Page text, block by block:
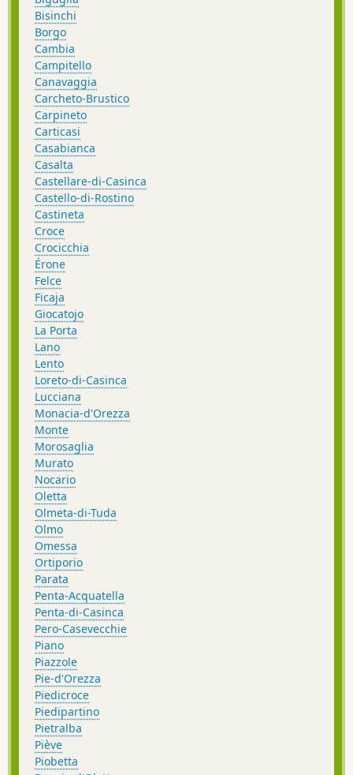
Bisinchi
Borgo
Cambia
Campitello
Canavaggia
Carcheto-Brustico
Carpineto
Carticasi
Casabianca
Casalta
Castellare-di-Casinca
Castello-di-Rostino
Castineta
Croce
Crocicchia
Érone
Felce
Ficaja
Giocatojo
La Porta
Lano
Lento
Loreto-di-Casinca
Lucciana
Monacia-d'Orezza
Monte
Morosaglia
Murato
Nocario
Oletta
Olmeta-di-Tuda
Olmo
Omessa
Ortiporio
Parata
Penta-Acquatella
Penta-di-Casinca
Pero-Casevecchie
Piano
Piazzole
Pie-d'Orezza
Piedicroce
Piedipartino
Pietralba
Piève
Piobetta